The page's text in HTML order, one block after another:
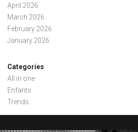
April 2026
March 2026
February 2026
January 2026
Categories
All in one
Enfants
Trends